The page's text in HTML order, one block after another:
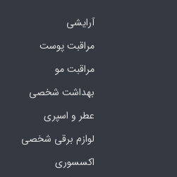
آرایشی
مراقبت پوست
مراقبت مو
بهداشت شخصی
عطر و اسپری
لوازم برقی شخصی
اکسسوری